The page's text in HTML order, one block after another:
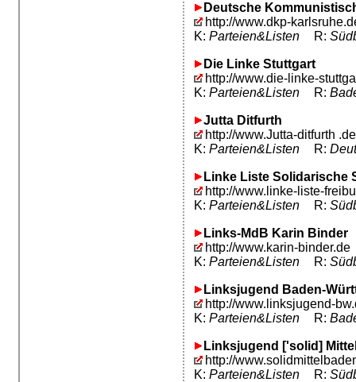
Deutsche
http://www.dkp-
K: Parteien&Listen R:
Die Linke Stuttgart
http://www.die-linke-
K: Parteien&Listen R:
Jutta Ditfurth
http://www.Jutta-ditfurth .de
K: Parteien&Listen R:
Linke Liste Solidarische
http://www.linke-liste-
K: Parteien&Listen R:
Links-MdB Karin Binder
http://www.karin-binder.de
K: Parteien&Listen R:
Linksjugend Baden-
http://www.linksjugend-
K: Parteien&Listen R:
Linksjugend ['solid]
http://
K: Parteien&Listen R: